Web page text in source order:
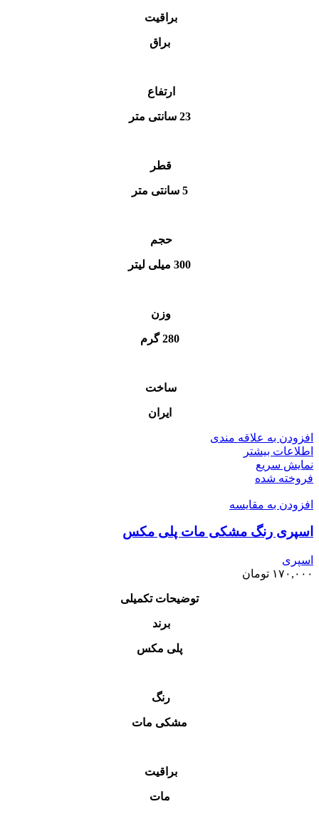
براقیت
براق
ارتفاع
23 سانتی متر
قطر
5 سانتی متر
حجم
300 میلی لیتر
وزن
280 گرم
ساخت
ایران
افزودن به علاقه مندی
اطلاعات بیشتر
نمایش سریع
فروخته شده
افزودن به مقایسه
اسپری رنگ مشکی مات پلی مکس
اسپری
۱۷۰,۰۰۰ تومان
توضیحات تکمیلی
برند
پلی مکس
رنگ
مشکی مات
براقیت
مات